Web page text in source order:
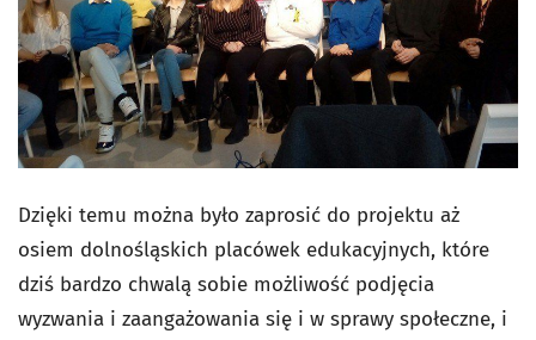
Dzięki temu można było zaprosić do projektu aż
osiem dolnośląskich placówek edukacyjnych, które
dziś bardzo chwalą sobie możliwość podjęcia
wyzwania i zaangażowania się i w sprawy społeczne, i